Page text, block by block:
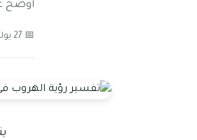
أوضح
📅 27 يوليو 2024